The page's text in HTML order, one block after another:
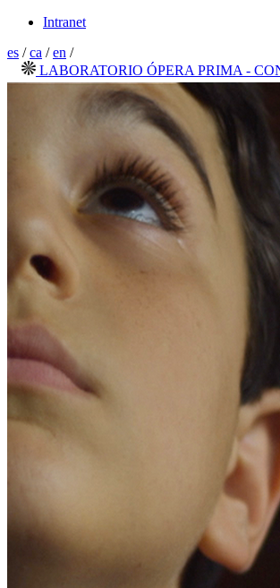
Intranet
es /ca /en /
ÓPERA PRIMA -